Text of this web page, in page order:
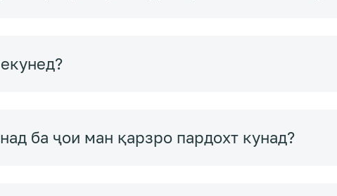
ба ҷои ман қарзро пардохт кунад?